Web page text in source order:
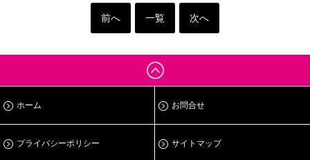
前へ 一覧 次へ
ホーム お問合せ
プライバシーポリシー サイトマップ